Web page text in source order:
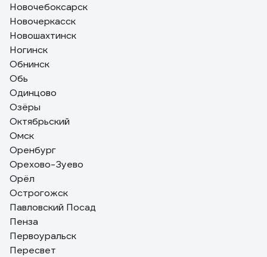
Новочебоксарск
Новочеркасск
Новошахтинск
Ногинск
Обнинск
Обь
Одинцово
Озёры
Октябрьский
Омск
Оренбург
Орехово-Зуево
Орёл
Острогожск
Павловский Посад
Пенза
Первоуральск
Пересвет